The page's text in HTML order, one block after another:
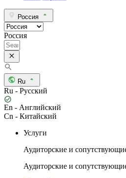
Россия
Россия
Ru
Ru - Русский
En - Английский
Cn - Китайский
Услуги
Аудиторские и
Аудиторские и